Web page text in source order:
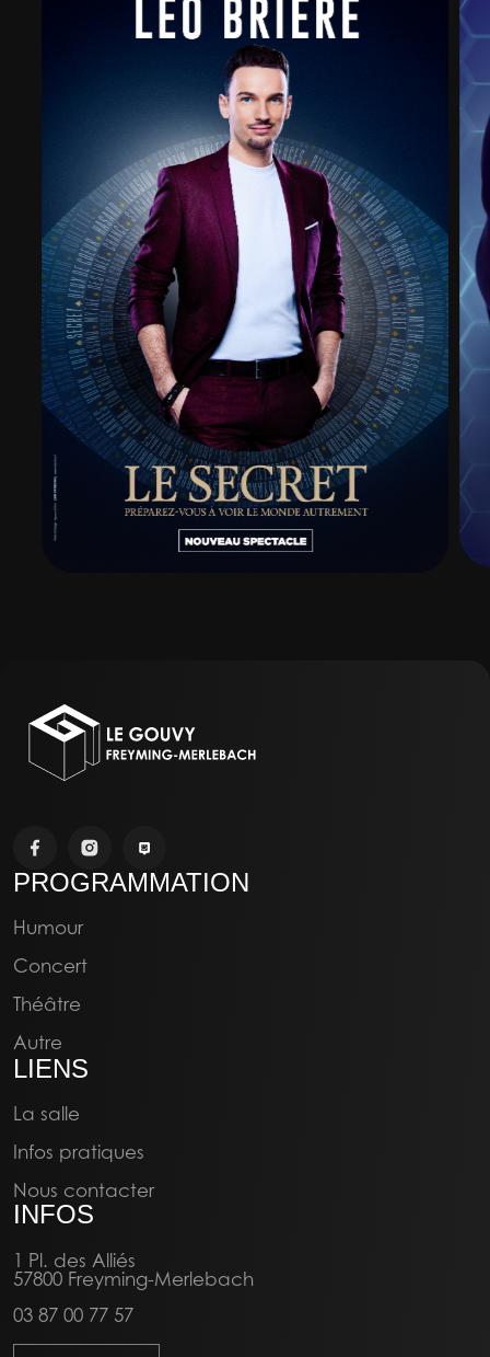
LEO BRIERE
PROGRAMMATION
Humour
Concert
Théâtre
Autre
LIENS
La salle
Infos pratiques
Nous contacter
INFOS
1 Pl. des Alliés
57800 Freyming-Merlebach
03 87 00 77 57